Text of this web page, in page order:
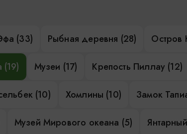
(33) Рыбная деревня (28) Остров
(19) Музеи (17) Крепость Пиллау (12)
(10) Хомлины (10) Замок
Музей Мирового океана (5)